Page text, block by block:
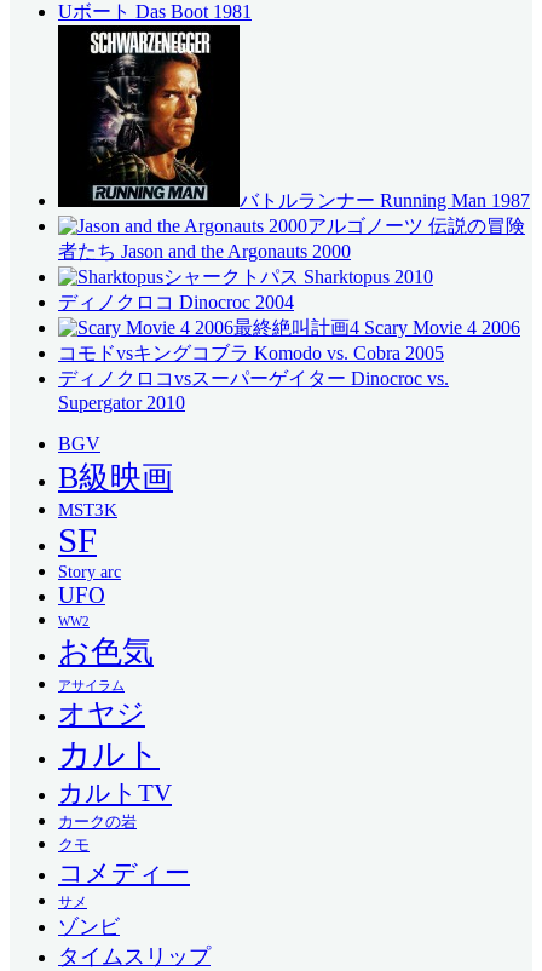
Uボート Das Boot 1981
バトルランナー Running Man 1987
アルゴノーツ 伝説の冒険
者たち Jason and the Argonauts 2000
シャークトパス Sharktopus 2010
ディノクロコ Dinocroc 2004
最終絶叫計画4 Scary Movie 4 2006
コモドvsキングコブラ Komodo vs. Cobra 2005
ディノクロコvsスーパーゲイター Dinocroc vs.
Supergator 2010
BGV
B級映画
MST3K
SF
Story arc
UFO
WW2
お色気
アサイラム
オヤジ
カルト
カルトTV
カークの岩
クモ
コメディー
サメ
ゾンビ
タイムスリップ